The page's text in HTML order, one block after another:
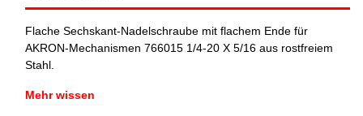
Flache Sechskant-Nadelschraube mit flachem Ende für
AKRON-Mechanismen 766015 1/4-20 X 5/16 aus rostfreiem
Stahl.
Mehr wissen